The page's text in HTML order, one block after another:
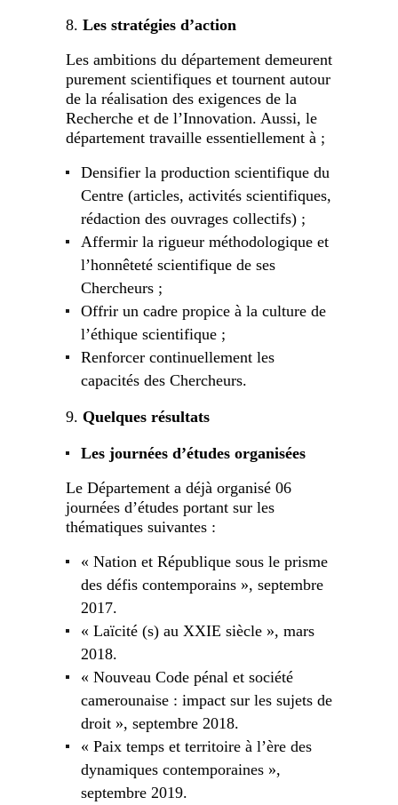
Les stratégies d’action
Les ambitions du département demeurent
purement scientifiques et tournent autour
de la réalisation des exigences de la
Recherche et de l’Innovation. Aussi, le
département travaille essentiellement à ;
Densifier la production scientifique du
Centre (articles, activités scientifiques,
rédaction des ouvrages collectifs) ;
Affermir la rigueur méthodologique et
l’honnêteté scientifique de ses
Chercheurs ;
Offrir un cadre propice à la culture de
l’éthique scientifique ;
Renforcer continuellement les
capacités des Chercheurs.
Quelques résultats
Les journées d’études organisées
Le Département a déjà organisé 06
journées d’études portant sur les
thématiques suivantes :
« Nation et République sous le prisme
des défis contemporains », septembre
2017.
« Laïcité (s) au XXIE siècle », mars
2018.
« Nouveau Code pénal et société
camerounaise : impact sur les sujets de
droit », septembre 2018.
« Paix temps et territoire à l’ère des
dynamiques contemporaines »,
septembre 2019.